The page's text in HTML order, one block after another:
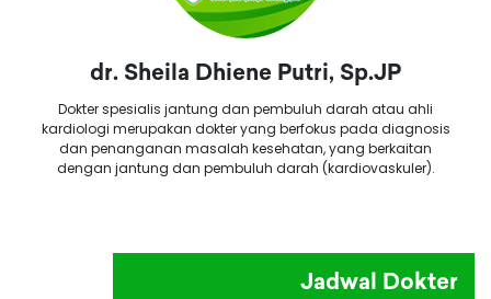
dr. Sheila Dhiene Putri, Sp.JP
Dokter spesialis jantung dan pembuluh darah atau ahli
kardiologi merupakan dokter yang berfokus pada diagnosis
dan penanganan masalah kesehatan, yang berkaitan
dengan jantung dan pembuluh darah (kardiovaskuler).
Jadwal Dokter